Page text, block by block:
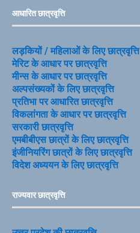
आधारित छात्रवृत्ति
लड़कियों / महिलाओं के लिए छात्रवृत्ति
मेरिट के आधार पर छात्रवृत्ति
मीन्स के आधार पर छात्रवृत्ति
अल्पसंख्यकों के लिए छात्रवृत्ति
प्रतिभा पर आधारित छात्रवृत्ति
विकलांगता के आधार पर छात्रवृत्ति
सरकारी छात्रवृत्ति
एमबीबीएस छात्रों के लिए छात्रवृत्ति
इंजीनियरिंग छात्रों के लिए छात्रवृत्ति
विदेश अध्ययन के लिए छात्रवृत्ति
राज्यवार छात्रवृत्ति